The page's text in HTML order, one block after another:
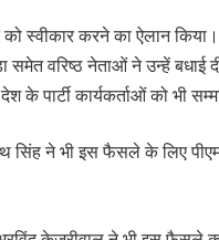
को स्वीकार करने का ऐलान
समेत वरिष्ठ नेताओं ने उन्हें बधाई
पार्टी कार्यकर्ताओं को भी
सिंह ने भी इस फैसले के लिए